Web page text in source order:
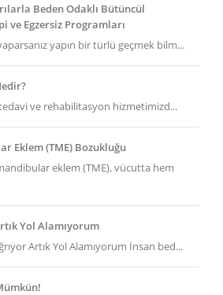
Beden Odaklı Bütüncül
ve Egzersiz Programları
yapın bir türlü geçmek bilm...
ve rehabilitasyon hizmetimizd...
Eklem (TME) Bozukluğu
eklem (TME), vücutta hem
Yol Alamıyorum
Artık Yol Alamıyorum İnsan bed...